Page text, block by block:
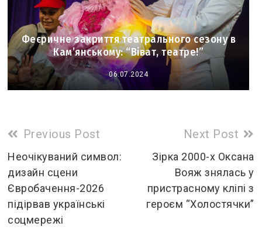
Феєричне закриття театрального сезону в
Кам’янському: “Віват, театре!”
06.07.2024
Read
more
articles
Previous Post
Неочікуваний символ:
дизайн сцени
Євробачення-2026
підірвав українські
соцмережі
Next Post
Зірка 2000-х Оксана
Вояж знялась у
пристрасному кліпі з
героєм “Холостячки”